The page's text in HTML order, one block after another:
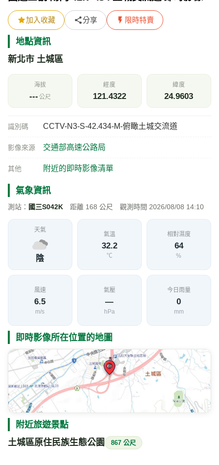
加入收藏 分享 限時特賣
地點資訊
新北市 土城區
海拔
--- 公尺
經度
121.4322
緯度
24.9603
識別碼 CCTV-N3-S-42.434-M-俯瞰土城交流道
影像來源 交通部高速公路局
其他 附近的即時影像清單
氣象資訊
測站： 國三S042K 距離 168 公尺 觀測時間 2026/08/08 14:10
天氣
陰
氣溫
32.2
℃
相對濕度
64
%
風速
6.5
m/s
氣壓
—
hPa
今日雨量
0
mm
即時影像所在位置的地圖
附近旅遊景點
土城區原住民族生態公園 867 公尺